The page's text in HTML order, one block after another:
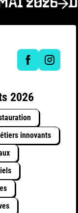
2026
2026
innovants